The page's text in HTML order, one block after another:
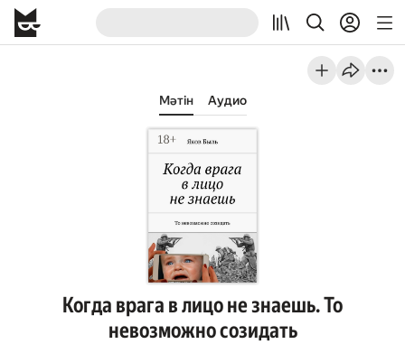
Мәтін Аудио
Когда врага в лицо не знаешь. То
невозможно созидать